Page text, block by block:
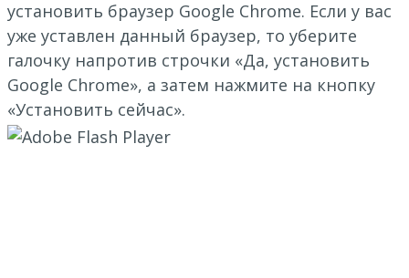
установить браузер Google Chrome. Если у вас
уже уставлен данный браузер, то уберите
галочку напротив строчки «Да, установить
Google Chrome», а затем нажмите на кнопку
«Установить сейчас».